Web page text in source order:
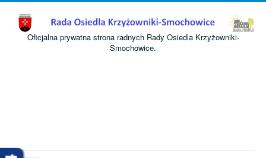
Oficjalna prywatna strona radnych Rady Osiedla Krzyżowniki-
Smochowice.